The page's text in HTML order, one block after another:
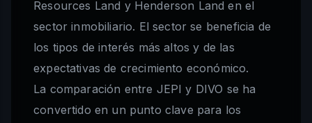
Resources Land y Henderson Land en el
sector inmobiliario. El sector se beneficia de
los tipos de interés más altos y de las
expectativas de crecimiento económico.
La comparación entre JEPI y DIVO se ha
convertido en un punto clave para los